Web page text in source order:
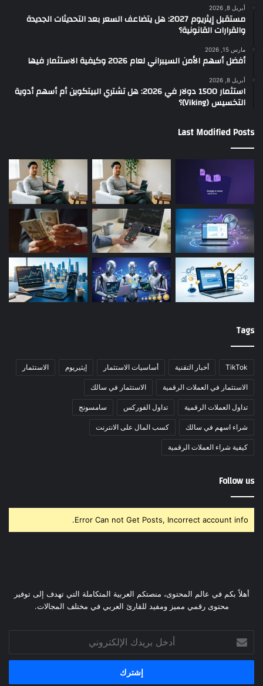
أبريل 8, 2026
مستقبل إيثريوم 2027: هل يتضاعف السعر بعد التحديثات الجديدة
والقرارات القانونية؟
مارس 15, 2026
أفضل أسهم الأمن السيبراني لعام 2026 وكيفية الاستثمار فيها
أبريل 8, 2026
استثمار 1500 دولار في 2026: هل تشتري البيتكوين أم أسهم أدوية
التخسيس (Viking)؟
Last Modified Posts
Tags
TikTok أخبار التقنية أساسيات الاستثمار إيثيريوم الاستثمار
الاستثمار في العملات الرقمية الاستثمار في سالك
تداول العملات الرقمية تداول الفوركس سامسونج
شراء اسهم في سالك كسب المال على الانترنت
كيفية شراء العملات الرقمية
Follow us
Error Can not Get Posts, Incorrect account info.
أهلاً بكم في عالم المحتوى، منصتكم العربية المتكاملة التي تهدف إلى توفير
محتوى رقمي مميز ومفيد للقارئ العربي في مختلف المجالات.
بريدك
الإلكتروني